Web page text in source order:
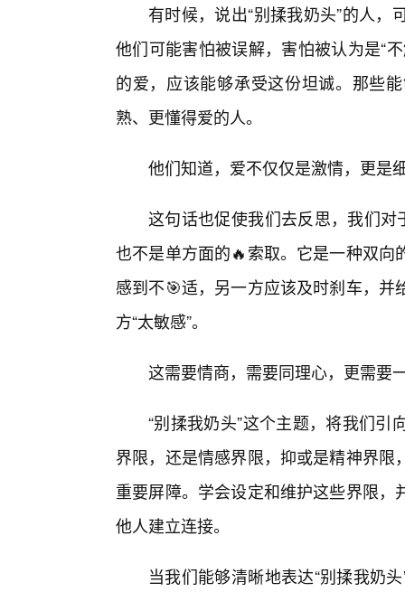
有时候，说出“别揉我奶头”的人
他们可能害怕被误解，害怕被认为是“
的爱，应该能够承受这份坦诚。那些
熟、更懂得爱的人。
他们知道，爱不仅仅是激情，更是
这句话也促使我们去反思，我们对
也不是单方面的🔥索取。它是一种双
感到不🎯适，另一方应该及时刹车，
方“太敏感”。
这需要情商，需要同理心，更需要
“别揉我奶头”这个主题，将我们
界限，还是情感界限，抑或是精神界
重要屏障。学会设定和维护这些界限
他人建立连接。
当我们能够清晰地表达“别揉我奶